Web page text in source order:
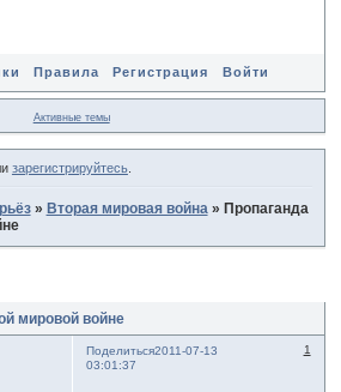
Правила Регистрация Войти
Активные темы
зарегистрируйтесь.
» Вторая мировая война » Пропаганда
мировой войне
Поделиться 1
2011-07-13
03:01:37